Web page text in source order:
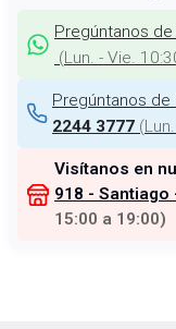
Pregúntanos
(Lun. - Vie.
Pregúntanos
2244 3777 (
Visítanos en
918 - Santiago
15:00 a 19:00)